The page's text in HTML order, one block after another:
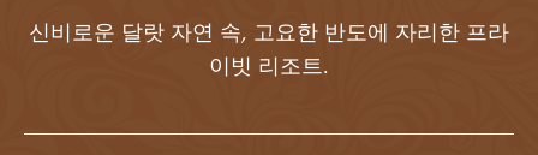
신비로운 달랏 자연 속, 고요한 반도에 자리한 프라
이빗 리조트.